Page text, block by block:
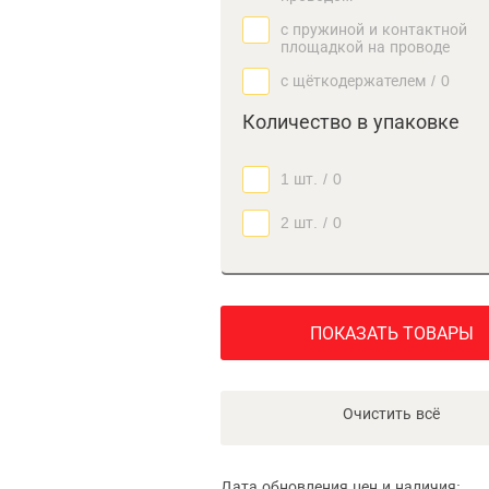
с пружиной и контактной
площадкой на проводе
с щёткодержателем / 0
Количество в упаковке
1 шт. / 0
2 шт. / 0
ПОКАЗАТЬ ТОВАРЫ
Очистить всё